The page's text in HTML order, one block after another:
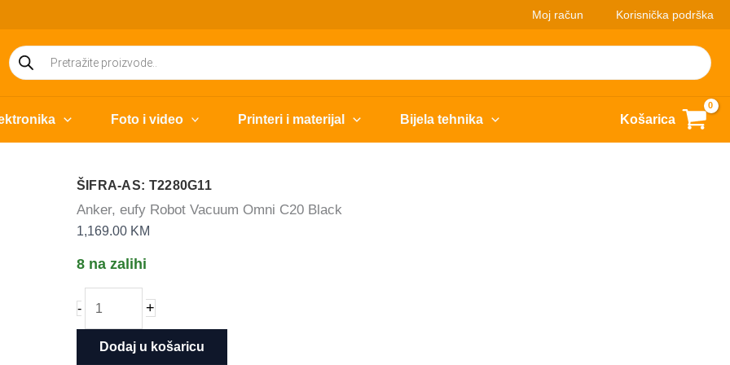
Moj račun Korisnička podrška
Products
search
Foto i video Printeri i materijal Bijela tehnika Košarica
ŠIFRA-AS: T2280G11
Anker, eufy Robot Vacuum Omni C20 Black
1,169.00 KM
8 na zalihi
-
eufy
+
Dodaj u košaricu